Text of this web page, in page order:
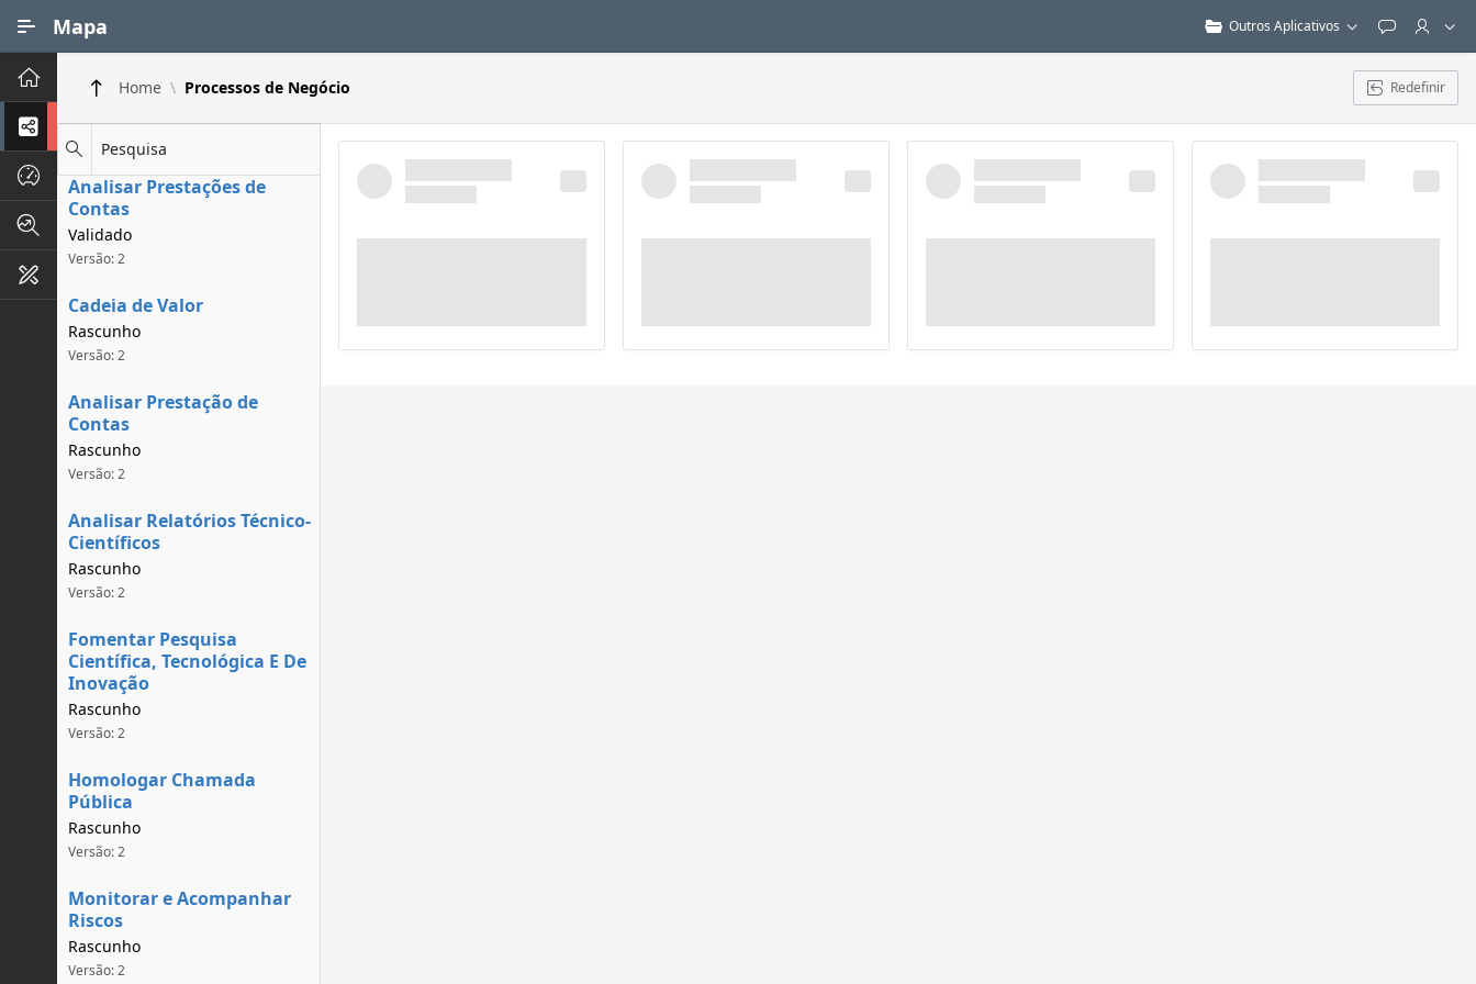
Mapa Outros Aplicativos Feedback
Processos de Negócios
Dados INPI
Home Processos de Negócio Redefinir
Pesquisa
Analisar Prestações de
Contas
Validado
Versão: 2
Cadeia de Valor
Rascunho
Versão: 2
Analisar Prestação de
Contas
Rascunho
Versão: 2
Analisar Relatórios Técnico-
Científicos
Rascunho
Versão: 2
Fomentar Pesquisa
Científica, Tecnológica E De
Inovação
Rascunho
Versão: 2
Homologar Chamada
Pública
Rascunho
Versão: 2
Monitorar e Acompanhar
Riscos
Rascunho
Versão: 2